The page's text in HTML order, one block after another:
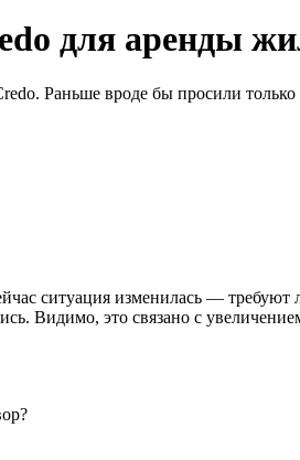
для аренды
Раньше вроде бы просили только
ситуация изменилась —
Видимо, это связано с